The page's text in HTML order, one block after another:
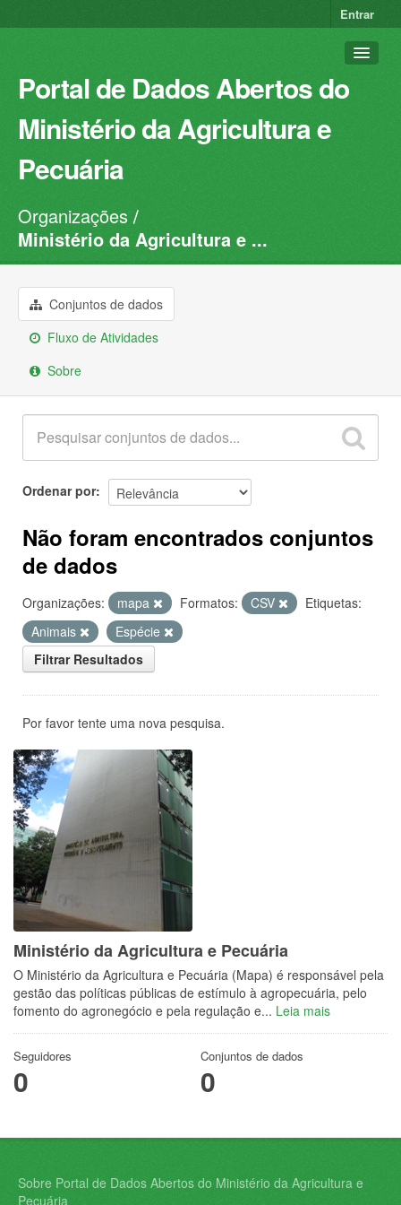
Entrar
Portal de Dados Abertos do
Ministério da Agricultura e
Pecuária
Conjuntos de dados
Organizações
Sobre
Organizações
Ministério da Agricultura e ...
Conjuntos de dados
Fluxo de Atividades
Sobre
Ordenar por
Não foram encontrados conjuntos
de dados
Organizações: mapa Formatos: CSV
Etiquetas:
Animais
Espécie
Filtrar Resultados
Por favor tente uma nova pesquisa.
Ministério da Agricultura e Pecuária
O Ministério da Agricultura e Pecuária (Mapa) é responsável pela
gestão das políticas públicas de estímulo à agropecuária, pelo
fomento do agronegócio e pela regulação e... Leia mais
Seguidores
0
Conjuntos de dados
0
Sobre Portal de Dados Abertos do Ministério da Agricultura e
Pecuária